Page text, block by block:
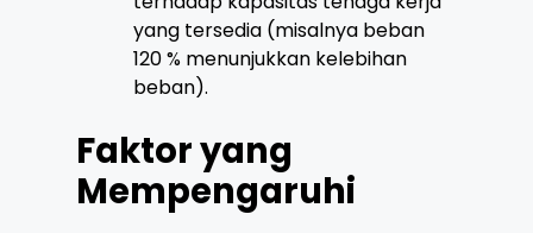
yang tersedia (misalnya beban
120 % menunjukkan kelebihan
beban).
Faktor yang
Mempengaruhi